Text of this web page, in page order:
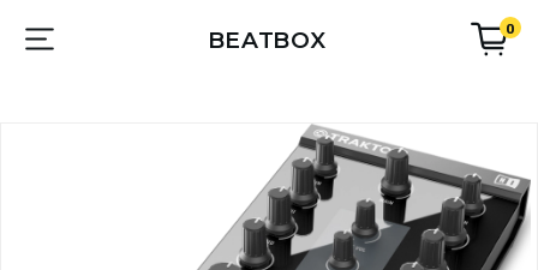
BEATBOX 0